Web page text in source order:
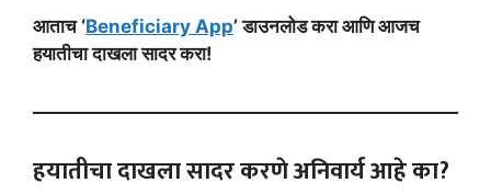
आताच ‘Beneficiary App’ डाउनलोड करा आणि आजच
हयातीचा दाखला सादर करा!
हयातीचा दाखला सादर करणे अनिवार्य आहे का?